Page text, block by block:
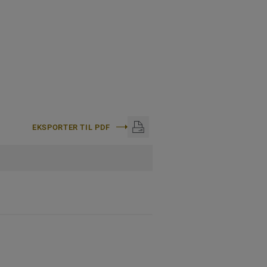
EKSPORTER TIL PDF